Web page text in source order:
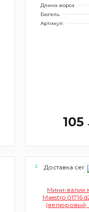
Длина ворса
Бюгель
Артикул:
105
Доставка
Мини-валик
Maestro 01716
(велюровый,